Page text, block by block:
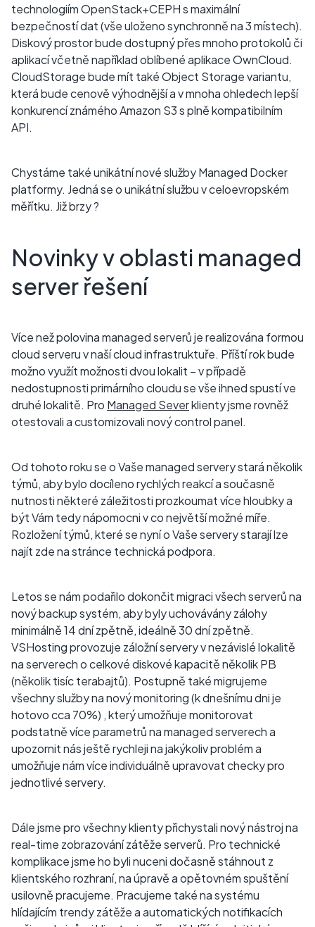
technologiím OpenStack+CEPH s maximální
bezpečností dat (vše uloženo synchronně na 3 místech).
Diskový prostor bude dostupný přes mnoho protokolů či
aplikací včetně například oblíbené aplikace OwnCloud.
CloudStorage bude mít také Object Storage variantu,
která bude cenově výhodnější a v mnoha ohledech lepší
konkurencí známého Amazon S3 s plně kompatibilním
API.
Chystáme také unikátní nové služby Managed Docker
platformy. Jedná se o unikátní službu v celoevropském
měřítku. Již brzy ?
Novinky v oblasti managed
server řešení
Více než polovina managed serverů je realizována formou
cloud serveru v naší cloud infrastruktuře. Příští rok bude
možno využít možnosti dvou lokalit – v případě
nedostupnosti primárního cloudu se vše ihned spustí ve
druhé lokalitě. Pro Managed Severklienty jsme rovněž
otestovali a customizovali nový control panel.
Od tohoto roku se o Vaše managed servery stará několik
týmů, aby bylo docíleno rychlých reakcí a současně
nutnosti některé záležitosti prozkoumat více hloubky a
být Vám tedy nápomocni v co největší možné míře.
Rozložení týmů, které se nyní o Vaše servery starají lze
najít zde na stránce technická podpora.
Letos se nám podařilo dokončit migraci všech serverů na
nový backup systém, aby byly uchovávány zálohy
minimálně 14 dní zpětně, ideálně 30 dní zpětně.
VSHosting provozuje záložní servery v nezávislé lokalitě
na serverech o celkové diskové kapacitě několik PB
(několik tisíc terabajtů). Postupně také migrujeme
všechny služby na nový monitoring (k dnešnímu dni je
hotovo cca 70%) , který umožňuje monitorovat
podstatně více parametrů na managed serverech a
upozornit nás ještě rychleji na jakýkoliv problém a
umožňuje nám více individuálně upravovat checky pro
jednotlivé servery.
Dále jsme pro všechny klienty přichystali nový nástroj na
real-time zobrazování zátěže serverů. Pro technické
komplikace jsme ho byli nuceni dočasně stáhnout z
klientského rozhraní, na úpravě a opětovném spuštění
usilovně pracujeme. Pracujeme také na systému
hlídajícím trendy zátěže a automatických notifikacích